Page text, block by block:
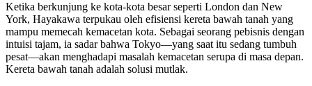
Ketika berkunjung ke kota-kota besar seperti London dan New
York, Hayakawa terpukau oleh efisiensi kereta bawah tanah yang
mampu memecah kemacetan kota. Sebagai seorang pebisnis dengan
intuisi tajam, ia sadar bahwa Tokyo—yang saat itu sedang tumbuh
pesat—akan menghadapi masalah kemacetan serupa di masa depan.
Kereta bawah tanah adalah solusi mutlak.